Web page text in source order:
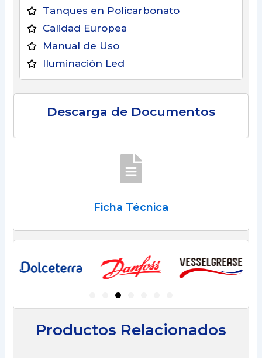
Tanques en Policarbonato
Calidad Europea
Manual de Uso
Iluminación Led
Descarga de Documentos
Ficha Técnica
Productos Relacionados